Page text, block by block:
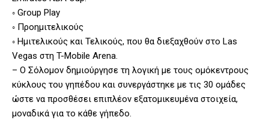
◦ Group Play
◦ Προημιτελικούς
◦ Ημιτελικούς και Τελικούς, που θα διεξαχθούν στο Las
Vegas στη T-Mobile Arena.
– Ο Σόλομον δημιούργησε τη λογική με τους ομόκεντρους
κύκλους του γηπέδου και συνεργάστηκε με τις 30 ομάδες
ώστε να προσθέσει επιπλέον εξατομικευμένα στοιχεία,
μοναδικά για το κάθε γήπεδο.